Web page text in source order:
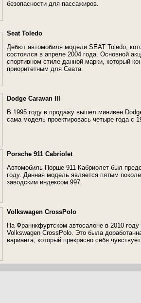
безопасности для пассажиров.
Seat Toledo
Дебют автомобиля модели SEAT Toledo,
состоялся в апреле 2004 года. Основной
спортивном стиле данной марки, который
приоритетным для Сеата.
Dodge Caravan III
В 1995 году в продажу вышел минивен
сама модель проектировась четыре года с
Porsche 911 Cabriolet
Автомобиль Порше 911 Кабриолет был
году. Данная модель является пятым
заводским индексом 997.
Volkswagen CrossPolo
На Франнкфуртском автосалоне в 2010
Volkswagen CrossPolo. Это была
варианта, который прекрасно себя